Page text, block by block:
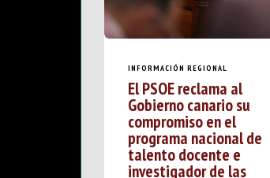
INFORMACIÓN REGIONAL
El PSOE reclama al
Gobierno canario su
compromiso en el
programa nacional de
talento docente e
investigador de las